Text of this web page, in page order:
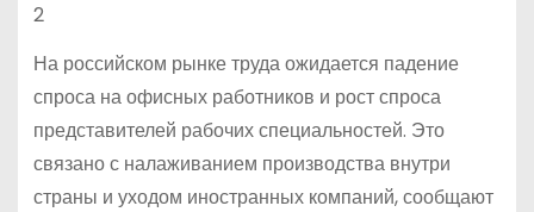
2
На российском рынке труда ожидается падение
спроса на офисных работников и рост спроса
представителей рабочих специальностей. Это
связано с налаживанием производства внутри
страны и уходом иностранных компаний, сообщают